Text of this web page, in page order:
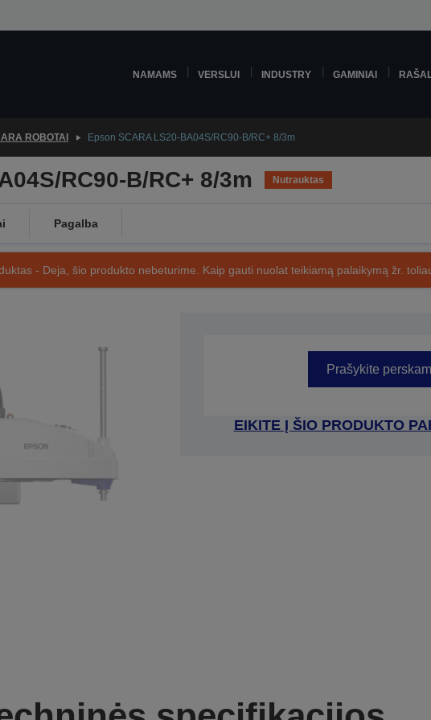
NAMAMS VERSLUI INDUSTRY GAMINIAI
ROBOTAI Epson SCARA LS20-BA04S/RC90-B/RC+ 8/3m
RC90-B/RC+ 8/3m Nutrauktas
Pagalba
- Deja, šio produkto nebeturime. Kaip gauti nuolat teikiamą palaikymą žr.
Prašykite
EIKITE Į ŠIO PRODUKTO